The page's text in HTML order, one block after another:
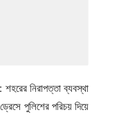
নিরাপত্তা ব্যবস্থা
পুলিশের পরিচয় দিয়ে